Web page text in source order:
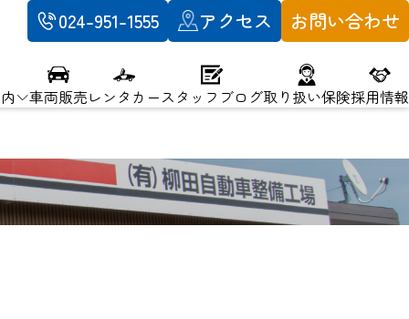
024-951-1555 アクセス お問い合わせ
車両販売レンタカースタッフブログ取り扱い保険採用情報